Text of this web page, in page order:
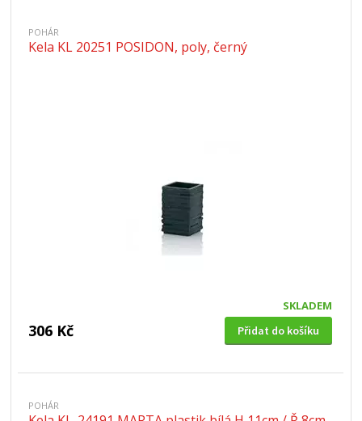
POHÁR
Kela KL 20251 POSIDON, poly, černý
SKLADEM
306 Kč Přidat do košíku
POHÁR